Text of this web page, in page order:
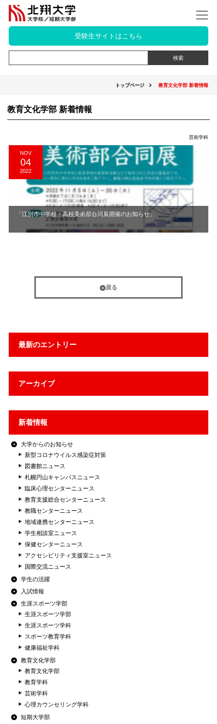
受験生サイトはこちら
トップページ 教育文化学部 新着情報
最新のエントリー
アーカイブ
新着情報
大学からのお知らせ
新型コロナウイルス感染症対策
図書館ニュース
札幌円山キャンパスニュース
臨床心理センターニュース
教育支援総合センターニュース
教職センターニュース
地域連携センターニュース
学生相談室ニュース
保健センターニュース
アクセシビリティ支援室ニュース
国際交流ニュース
学生の活躍
入試情報
生涯スポーツ学部
生涯スポーツ学部
生涯スポーツ学科
スポーツ教育学科
健康福祉学科
教育文化学部
教育文化学部
教育学科
芸術学科
心理カウンセリング学科
短期大学部
教育文化学部 新着情報
芸術学科
NOV
04
2022
「江別市中学校・高校美術部合同展開催のお知らせ」
戻る